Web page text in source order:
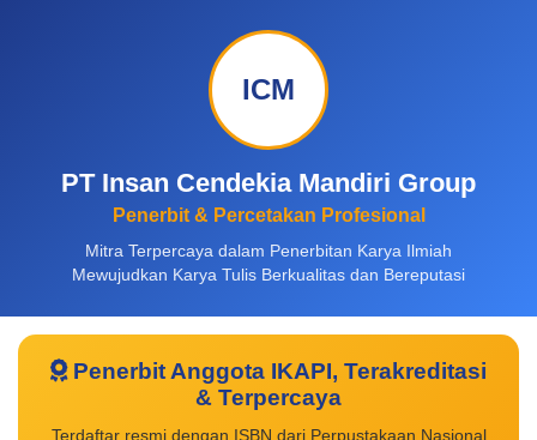
ICM
PT Insan Cendekia Mandiri Group
Penerbit & Percetakan Profesional
Mitra Terpercaya dalam Penerbitan Karya Ilmiah
Mewujudkan Karya Tulis Berkualitas dan Bereputasi
Penerbit Anggota IKAPI, Terakreditasi
& Terpercaya
Terdaftar resmi dengan ISBN dari Perpustakaan Nasional